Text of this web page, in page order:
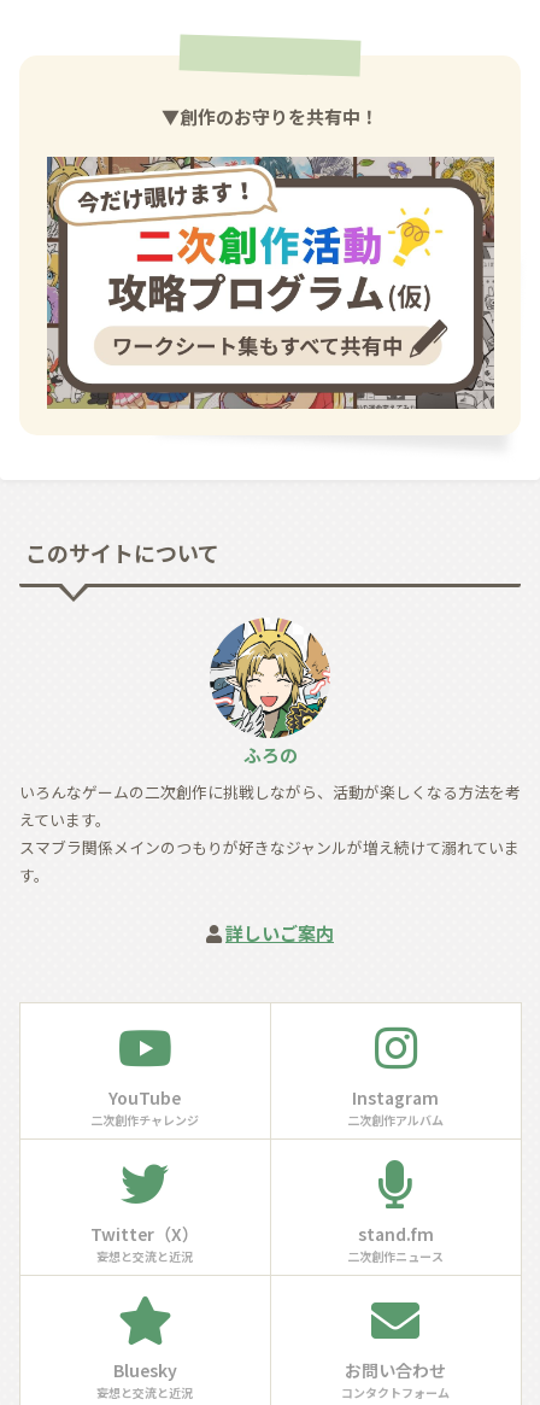
▼創作のお守りを共有中！
このサイトについて
ふろの
いろんなゲームの二次創作に挑戦しながら、活動が楽しくなる方法を考
えています。
スマブラ関係メインのつもりが好きなジャンルが増え続けて溺れていま
す。
詳しいご案内
YouTube
二次創作チャレンジ
Instagram
二次創作アルバム
Twitter（X）
妄想と交流と近況
stand.fm
二次創作ニュース
Bluesky
妄想と交流と近況
お問い合わせ
コンタクトフォーム